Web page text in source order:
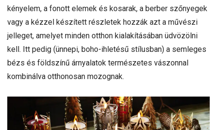
kényelem, a fonott elemek és kosarak, a berber szőnyegek
vagy a kézzel készített részletek hozzák azt a művészi
jelleget, amelyet minden otthon kialakításában üdvözölni
kell. Itt pedig (ünnepi, boho-ihletésű stílusban) a semleges
bézs és földszínű árnyalatok természetes vászonnal
kombinálva otthonosan mozognak.